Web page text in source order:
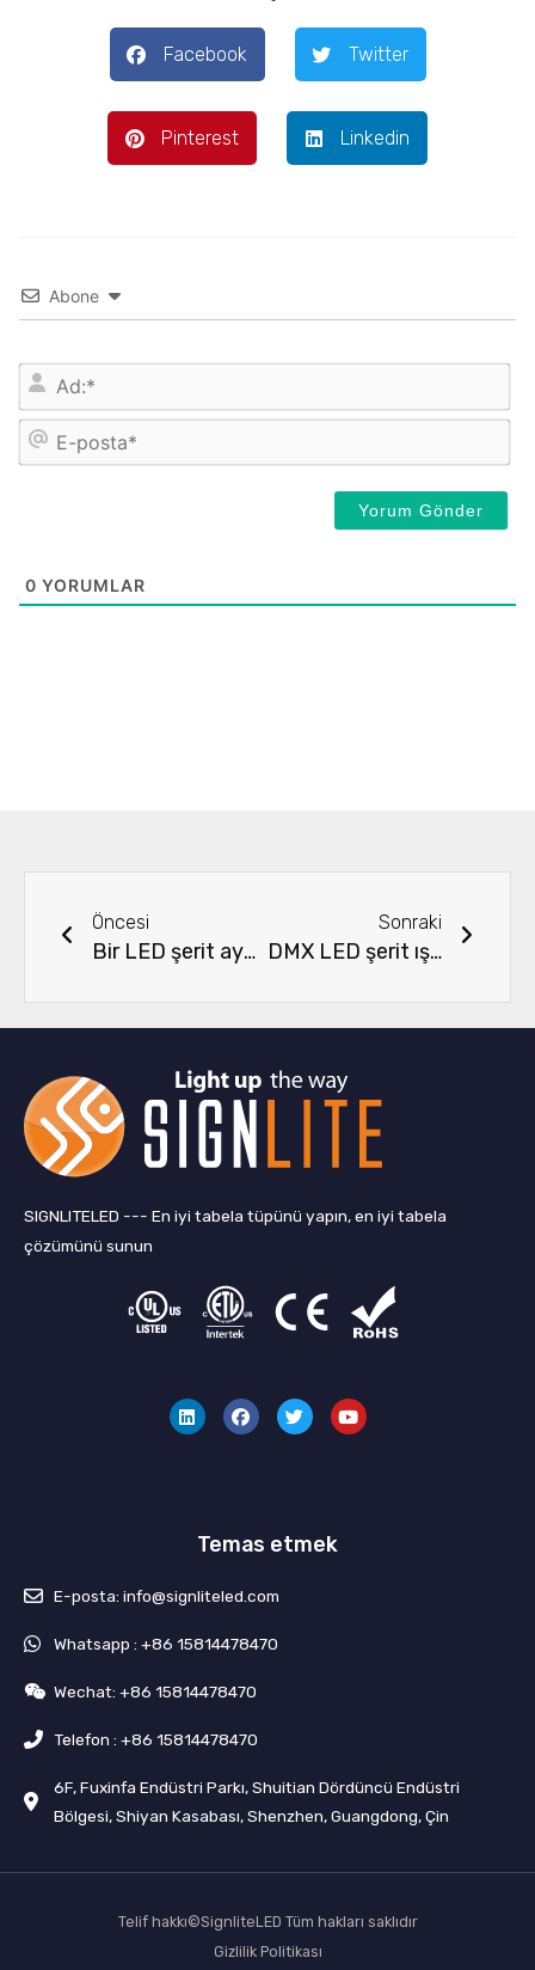
Facebook Twitter
Pinterest Linkedin
Abone
E-
0 YORUMLAR
Öncesi
Bir LED şerit aynaya nasıl sabitlenir
Sonraki
DMX LED şerit ışığı nasıl kontrol eder ve nasıl bağlanır?
SIGNLITELED --- En iyi tabela tüpünü yapın, en iyi tabela
çözümünü sunun
n
k
e
c
e
b
i
t
t
u
t
u
Temas etmek
E-posta: info@signliteled.com
Whatsapp : +86 15814478470
Wechat: +86 15814478470
Telefon : +86 15814478470
6F, Fuxinfa Endüstri Parkı, Shuitian Dördüncü Endüstri
Bölgesi, Shiyan Kasabası, Shenzhen, Guangdong, Çin
Telif hakkı©SignliteLED Tüm hakları saklıdır
Gizlilik Politikası